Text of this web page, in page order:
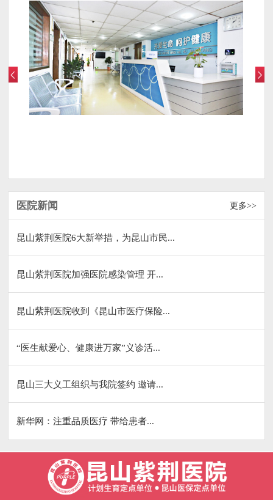
医院新闻 更多>>
昆山紫荆医院6大新举措，为昆山市民...
昆山紫荆医院加强医院感染管理 开...
昆山紫荆医院收到《昆山市医疗保险...
“医生献爱心、健康进万家”义诊活...
昆山三大义工组织与我院签约 邀请...
新华网：注重品质医疗 带给患者...